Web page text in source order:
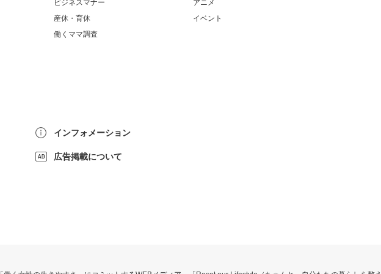
ビジネスマナー
産休・育休
働くママ調査
アニメ
イベント
インフォメーション
広告掲載について